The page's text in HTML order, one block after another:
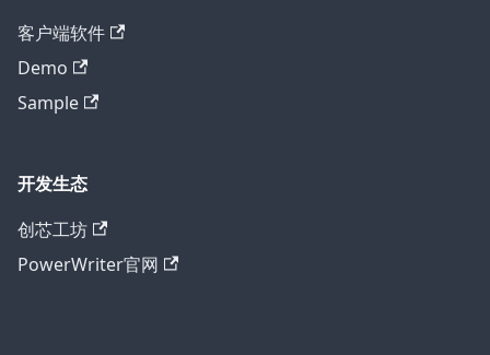
客户端软件
Demo
Sample
开发生态
创芯工坊
PowerWriter官网